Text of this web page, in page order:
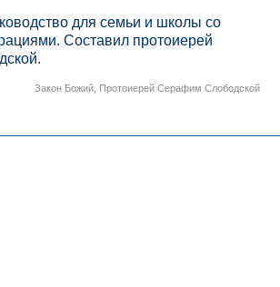
для семьи и школы со
Составил протоиерей
Закон Божий Протоиерей Серафим Слободской